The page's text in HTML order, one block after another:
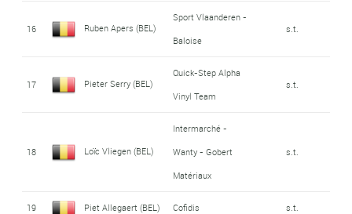
16 Ruben Apers (BEL)
Sport Vlaanderen -
Baloise
s.t.
17 Pieter Serry (BEL)
Quick-Step Alpha
Vinyl Team
s.t.
18 Loïc Vliegen (BEL)
Intermarché -
Wanty - Gobert
Matériaux
s.t.
19 Piet Allegaert (BEL) Cofidis s.t.